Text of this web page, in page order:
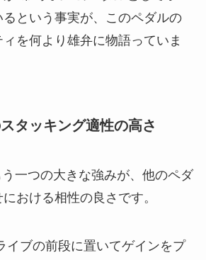
るという事実が、このペダルの
を何より雄弁に物語っていま
タッキング適性の高さ
一つの大きな強みが、他のペダ
おける相性の良さです。
イブの前段に置いてゲインをプ